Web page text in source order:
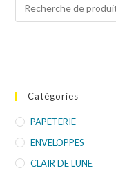
Catégories
PAPETERIE
ENVELOPPES
CLAIR DE LUNE